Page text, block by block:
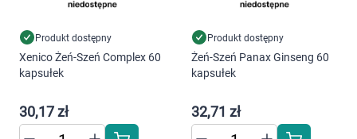
Produkt dostępny
Xenico Żeń-Szeń Complex 60
kapsułek
30,17 zł
Produkt dostępny
Żeń-Szeń Panax Ginseng 60
kapsułek
32,71 zł